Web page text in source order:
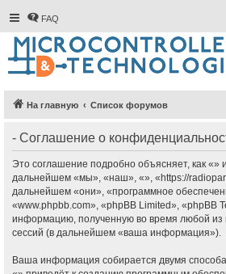
FAQ
На главную Список форумов
- Соглашение о
Это соглашение подробно объясняет, как «»
дальнейшем «мы», «наш», «», «https://
дальнейшем «они», «программное
«www.phpbb.com», «phpBB Limited», «phpBB
информацию, полученную во время любой из
сессий (в дальнейшем «ваша информация»).
Ваша информация собирается двумя